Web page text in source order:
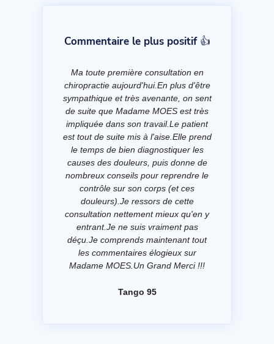
Commentaire le plus positif 👍
Ma toute première consultation en
chiropractie aujourd'hui.En plus d'être
sympathique et très avenante, on sent
de suite que Madame MOES est très
impliquée dans son travail.Le patient
est tout de suite mis à l'aise.Elle prend
le temps de bien diagnostiquer les
causes des douleurs, puis donne de
nombreux conseils pour reprendre le
contrôle sur son corps (et ces
douleurs).Je ressors de cette
consultation nettement mieux qu'en y
entrant.Je ne suis vraiment pas
déçu.Je comprends maintenant tout
les commentaires élogieux sur
Madame MOES.Un Grand Merci !!!
Tango 95